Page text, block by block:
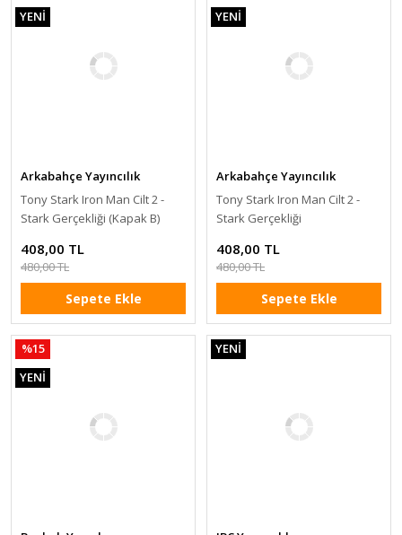
YENİ
Arkabahçe Yayıncılık
Tony Stark Iron Man Cilt 2 -
Stark Gerçekliği (Kapak B)
408,00 TL
480,00 TL
Sepete Ekle
YENİ
Arkabahçe Yayıncılık
Tony Stark Iron Man Cilt 2 -
Stark Gerçekliği
408,00 TL
480,00 TL
Sepete Ekle
%15
YENİ
YENİ